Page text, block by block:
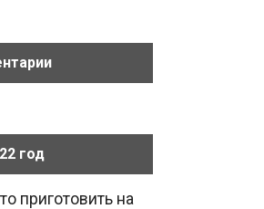
год
приготовить на